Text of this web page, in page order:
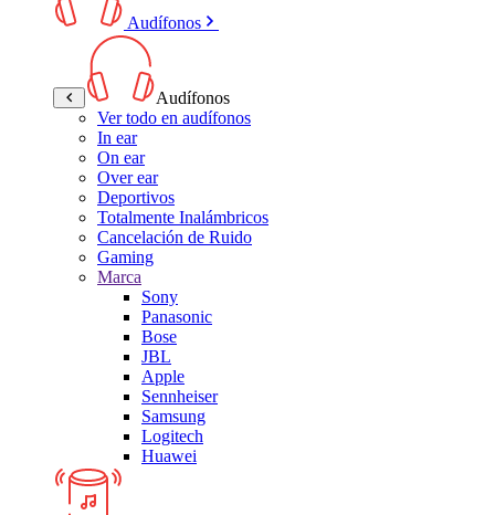
Audífonos
Audífonos
Ver todo en audífonos
In ear
On ear
Over ear
Deportivos
Totalmente Inalámbricos
Cancelación de Ruido
Gaming
Marca
Sony
Panasonic
Bose
JBL
Apple
Sennheiser
Samsung
Logitech
Huawei